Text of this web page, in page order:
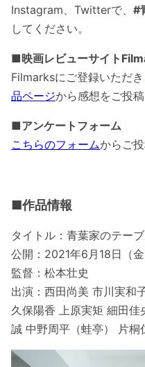
Instagram、Twitterで、 #
してください。
■映画レビューサイト
Filmarksにご登録いただき
品ページから感想をご投稿
■アンケートフォーム
こちらのフォームからご投
■作品情報
タイトル：青葉家のテー
公開：2021年6月18日（金
監督：松本壮史
出演：西田尚美 市川実和
久保陽香 上原実矩 細田
誠 中野周平（蛙亭） 片桐